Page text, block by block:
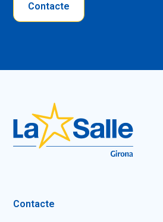
Contacte
Contacte